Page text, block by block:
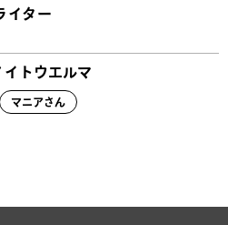
イター
イトウエルマ
マニアさん